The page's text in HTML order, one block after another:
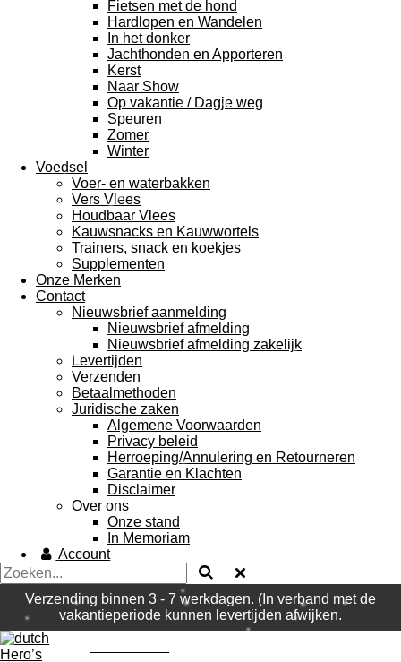
Fietsen met de hond
Hardlopen en Wandelen
In het donker
Jachthonden en Apporteren
Kerst
Naar Show
Op vakantie / Dagje weg
Speuren
Zomer
Winter
Voedsel
Voer- en waterbakken
Vers Vlees
Houdbaar Vlees
Kauwsnacks en Kauwwortels
Trainers, snack en koekjes
Supplementen
Onze Merken
Contact
Nieuwsbrief aanmelding
Nieuwsbrief afmelding
Nieuwsbrief afmelding zakelijk
Levertijden
Verzenden
Betaalmethoden
Juridische zaken
Algemene Voorwaarden
Privacy beleid
Herroeping/Annulering en Retourneren
Garantie en Klachten
Disclaimer
Over ons
Onze stand
In Memoriam
Account
Verzending binnen 3 - 7 werkdagen. (In verband met de
vakantieperiode kunnen levertijden afwijken.